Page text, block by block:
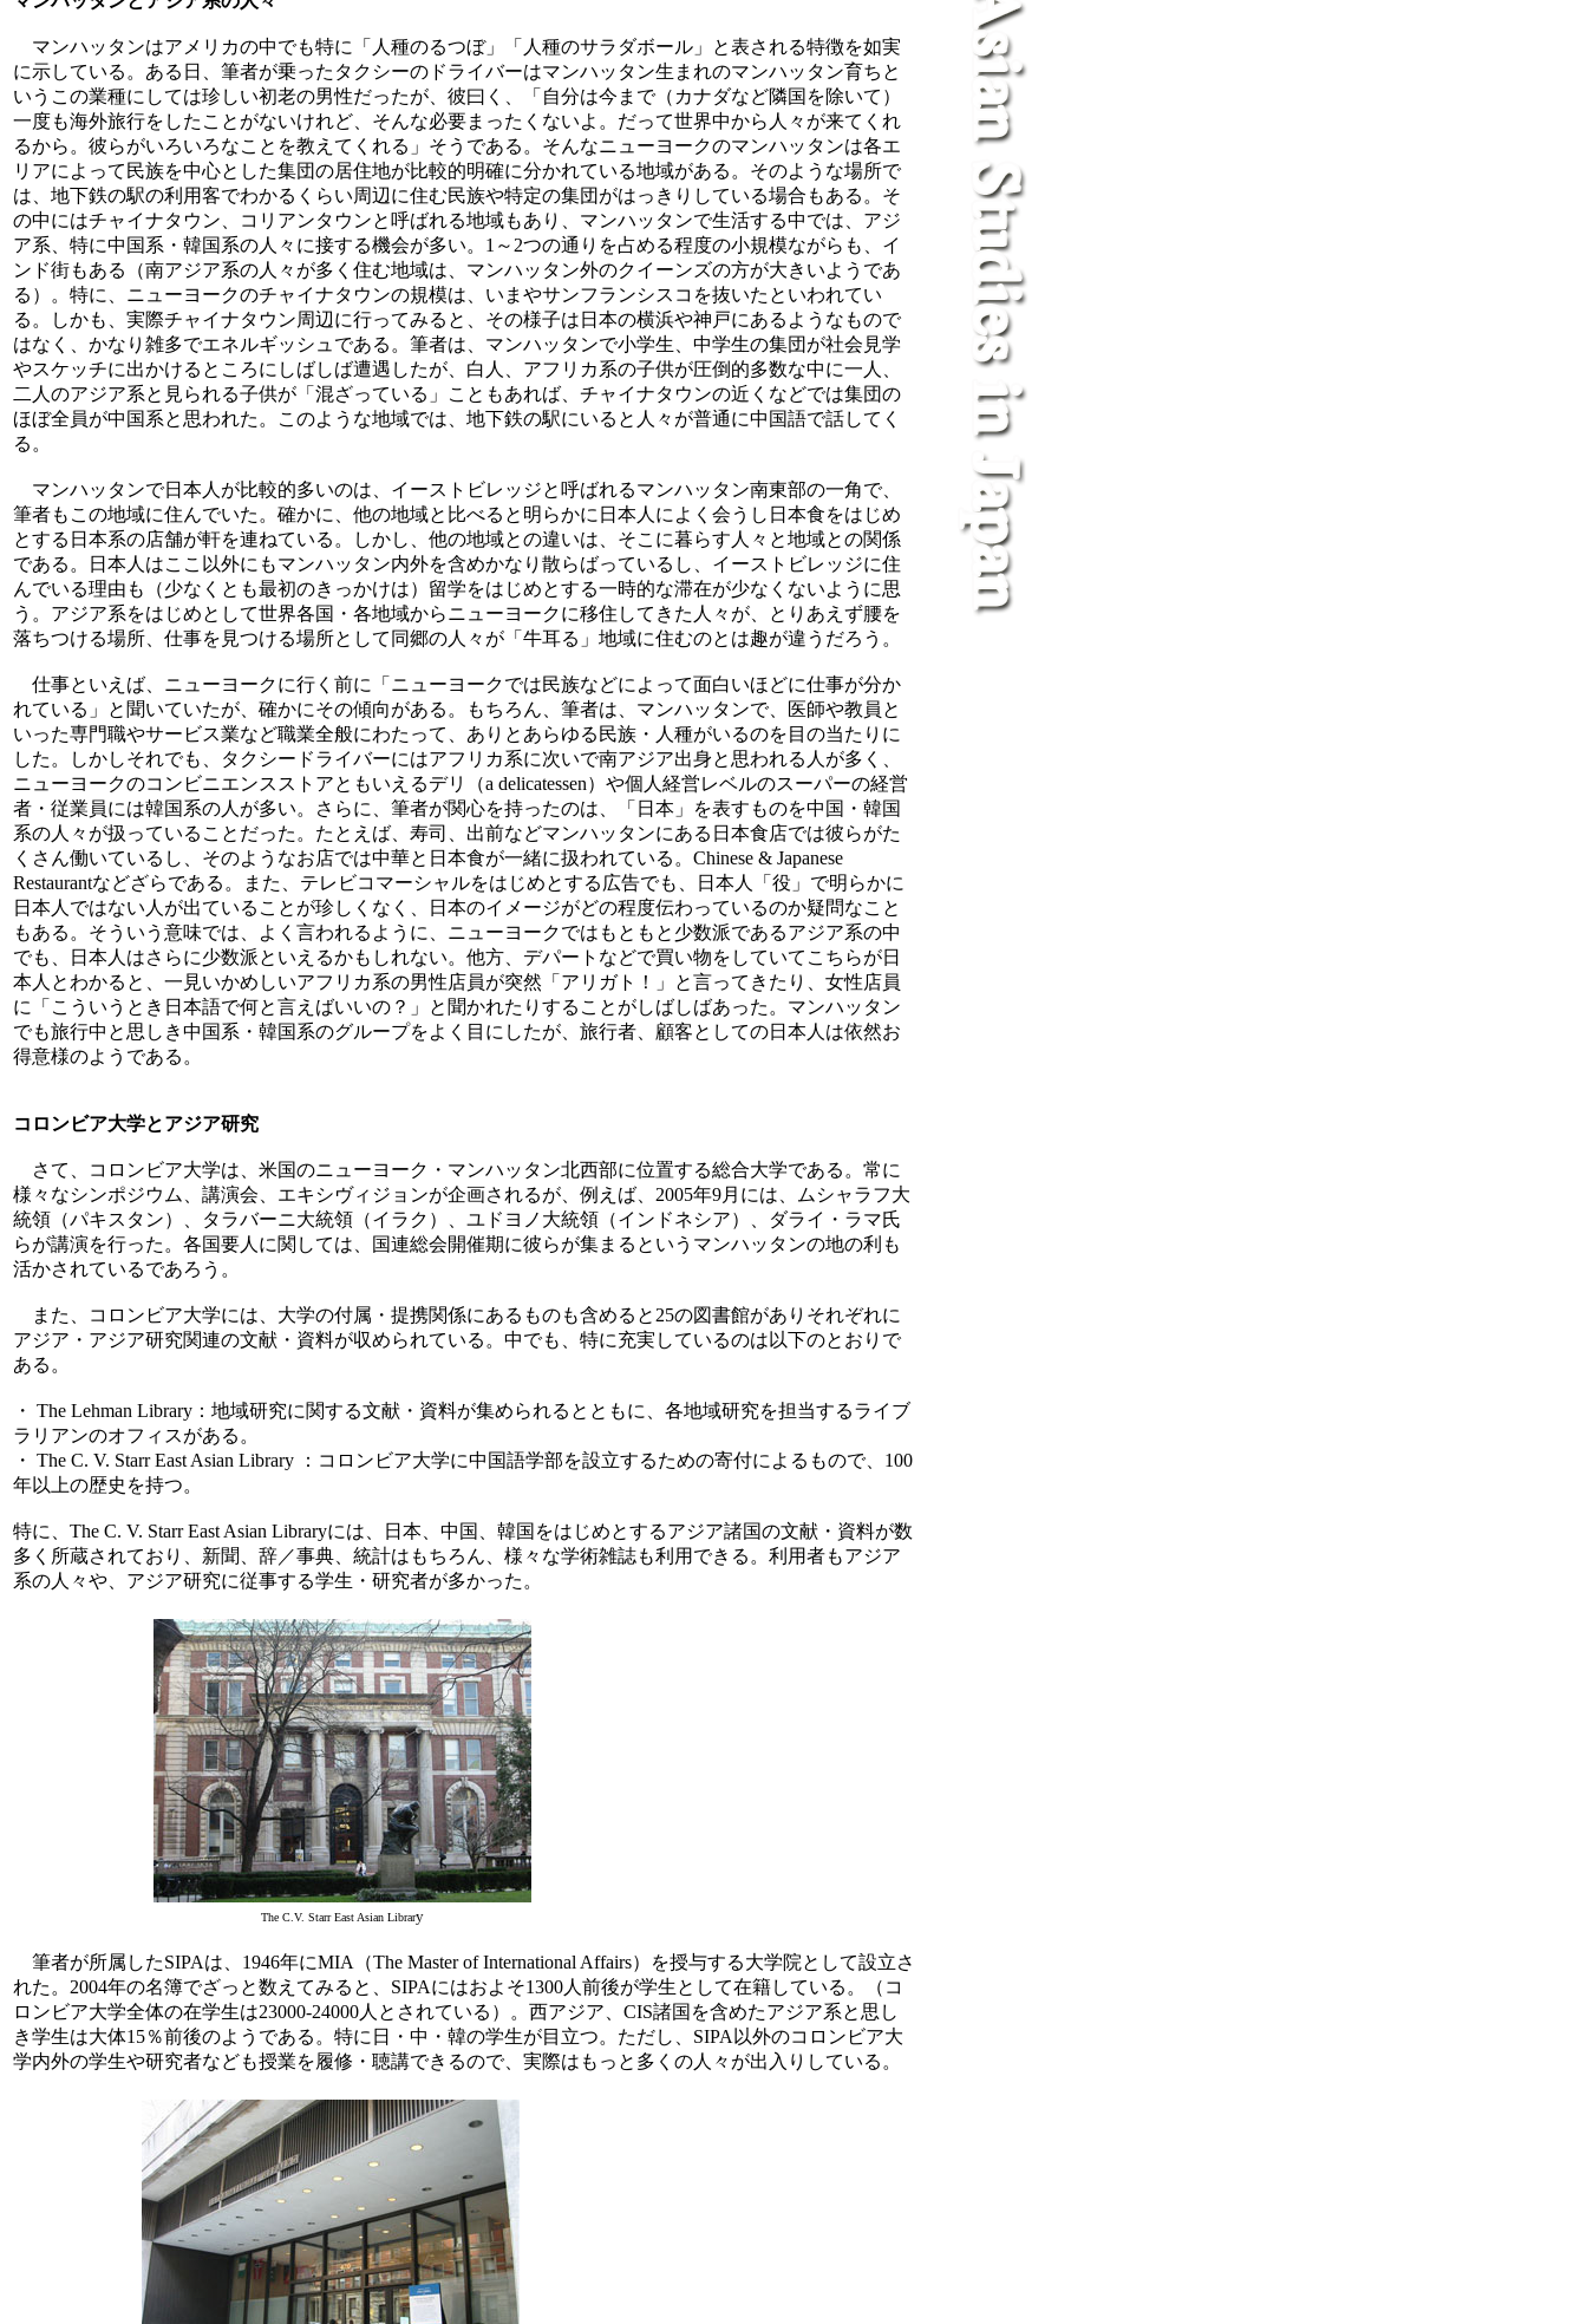
マンハッタンはアメリカの中でも特に「人種のるつぼ」「人種のサラダボール」と表される特徴を如実
に示している。ある日、筆者が乗ったタクシーのドライバーはマンハッタン生まれのマンハッタン育ちと
いうこの業種にしては珍しい初老の男性だったが、彼曰く、「自分は今まで（カナダなど隣国を除いて）
一度も海外旅行をしたことがないけれど、そんな必要まったくないよ。だって世界中から人々が来てくれ
るから。彼らがいろいろなことを教えてくれる」そうである。そんなニューヨークのマンハッタンは各エ
リアによって民族を中心とした集団の居住地が比較的明確に分かれている地域がある。そのような場所で
は、地下鉄の駅の利用客でわかるくらい周辺に住む民族や特定の集団がはっきりしている場合もある。そ
の中にはチャイナタウン、コリアンタウンと呼ばれる地域もあり、マンハッタンで生活する中では、アジ
ア系、特に中国系・韓国系の人々に接する機会が多い。1～2つの通りを占める程度の小規模ながらも、イ
ンド街もある（南アジア系の人々が多く住む地域は、マンハッタン外のクイーンズの方が大きいようであ
る）。特に、ニューヨークのチャイナタウンの規模は、いまやサンフランシスコを抜いたといわれてい
る。しかも、実際チャイナタウン周辺に行ってみると、その様子は日本の横浜や神戸にあるようなもので
はなく、かなり雑多でエネルギッシュである。筆者は、マンハッタンで小学生、中学生の集団が社会見学
やスケッチに出かけるところにしばしば遭遇したが、白人、アフリカ系の子供が圧倒的多数な中に一人、
二人のアジア系と見られる子供が「混ざっている」こともあれば、チャイナタウンの近くなどでは集団の
ほぼ全員が中国系と思われた。このような地域では、地下鉄の駅にいると人々が普通に中国語で話してく
る。
マンハッタンで日本人が比較的多いのは、イーストビレッジと呼ばれるマンハッタン南東部の一角で、
筆者もこの地域に住んでいた。確かに、他の地域と比べると明らかに日本人によく会うし日本食をはじめ
とする日本系の店舗が軒を連ねている。しかし、他の地域との違いは、そこに暮らす人々と地域との関係
である。日本人はここ以外にもマンハッタン内外を含めかなり散らばっているし、イーストビレッジに住
んでいる理由も（少なくとも最初のきっかけは）留学をはじめとする一時的な滞在が少なくないように思
う。アジア系をはじめとして世界各国・各地域からニューヨークに移住してきた人々が、とりあえず腰を
落ちつける場所、仕事を見つける場所として同郷の人々が「牛耳る」地域に住むのとは趣が違うだろう。
仕事といえば、ニューヨークに行く前に「ニューヨークでは民族などによって面白いほどに仕事が分か
れている」と聞いていたが、確かにその傾向がある。もちろん、筆者は、マンハッタンで、医師や教員と
いった専門職やサービス業など職業全般にわたって、ありとあらゆる民族・人種がいるのを目の当たりに
した。しかしそれでも、タクシードライバーにはアフリカ系に次いで南アジア出身と思われる人が多く、
ニューヨークのコンビニエンスストアともいえるデリ（a delicatessen）や個人経営レベルのスーパーの経営
者・従業員には韓国系の人が多い。さらに、筆者が関心を持ったのは、「日本」を表すものを中国・韓国
系の人々が扱っていることだった。たとえば、寿司、出前などマンハッタンにある日本食店では彼らがた
くさん働いているし、そのようなお店では中華と日本食が一緒に扱われている。Chinese & Japanese
Restaurantなどざらである。また、テレビコマーシャルをはじめとする広告でも、日本人「役」で明らかに
日本人ではない人が出ていることが珍しくなく、日本のイメージがどの程度伝わっているのか疑問なこと
もある。そういう意味では、よく言われるように、ニューヨークではもともと少数派であるアジア系の中
でも、日本人はさらに少数派といえるかもしれない。他方、デパートなどで買い物をしていてこちらが日
本人とわかると、一見いかめしいアフリカ系の男性店員が突然「アリガト！」と言ってきたり、女性店員
に「こういうとき日本語で何と言えばいいの？」と聞かれたりすることがしばしばあった。マンハッタン
でも旅行中と思しき中国系・韓国系のグループをよく目にしたが、旅行者、顧客としての日本人は依然お
得意様のようである。
コロンビア大学とアジア研究
さて、コロンビア大学は、米国のニューヨーク・マンハッタン北西部に位置する総合大学である。常に
様々なシンポジウム、講演会、エキシヴィジョンが企画されるが、例えば、2005年9月には、ムシャラフ大
統領（パキスタン）、タラバーニ大統領（イラク）、ユドヨノ大統領（インドネシア）、ダライ・ラマ氏
らが講演を行った。各国要人に関しては、国連総会開催期に彼らが集まるというマンハッタンの地の利も
活かされているであろう。
また、コロンビア大学には、大学の付属・提携関係にあるものも含めると25の図書館がありそれぞれに
アジア・アジア研究関連の文献・資料が収められている。中でも、特に充実しているのは以下のとおりで
ある。
・ The Lehman Library：地域研究に関する文献・資料が集められるとともに、各地域研究を担当するライブ
ラリアンのオフィスがある。
・ The C. V. Starr East Asian Library ：コロンビア大学に中国語学部を設立するための寄付によるもので、100
年以上の歴史を持つ。
特に、The C. V. Starr East Asian Libraryには、日本、中国、韓国をはじめとするアジア諸国の文献・資料が数
多く所蔵されており、新聞、辞／事典、統計はもちろん、様々な学術雑誌も利用できる。利用者もアジア
系の人々や、アジア研究に従事する学生・研究者が多かった。
The C.V. Starr East Asian Library
筆者が所属したSIPAは、1946年にMIA（The Master of International Affairs）を授与する大学院として設立さ
れた。2004年の名簿でざっと数えてみると、SIPAにはおよそ1300人前後が学生として在籍している。（コ
ロンビア大学全体の在学生は23000-24000人とされている）。西アジア、CIS諸国を含めたアジア系と思し
き学生は大体15％前後のようである。特に日・中・韓の学生が目立つ。ただし、SIPA以外のコロンビア大
学内外の学生や研究者なども授業を履修・聴講できるので、実際はもっと多くの人々が出入りしている。